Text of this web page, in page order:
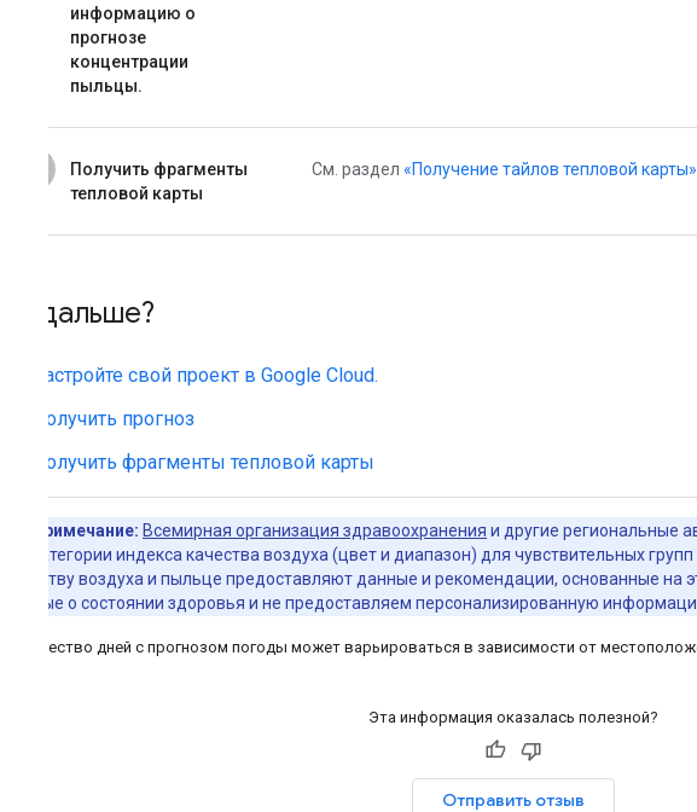
информацию о
прогнозе
концентрации
пыльцы.
Получить фрагменты
тепловой карты
См. раздел «Получение тайлов тепловой карты»
Что дальше?
Настройте свой проект в Google Cloud.
Получить прогноз
Получить фрагменты тепловой карты
Примечание: Всемирная организация здравоохранения и другие региональные
категории индекса качества воздуха (цвет и диапазон) для чувствительных
качеству воздуха и пыльце предоставляют данные и рекомендации, основанные на
данные о состоянии здоровья и не предоставляем персонализированную
Количество дней с прогнозом погоды может варьироваться в зависимости от
Эта информация оказалась полезной?
Отправить отзыв